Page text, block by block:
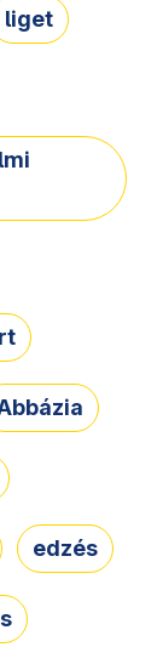
liget
edzés